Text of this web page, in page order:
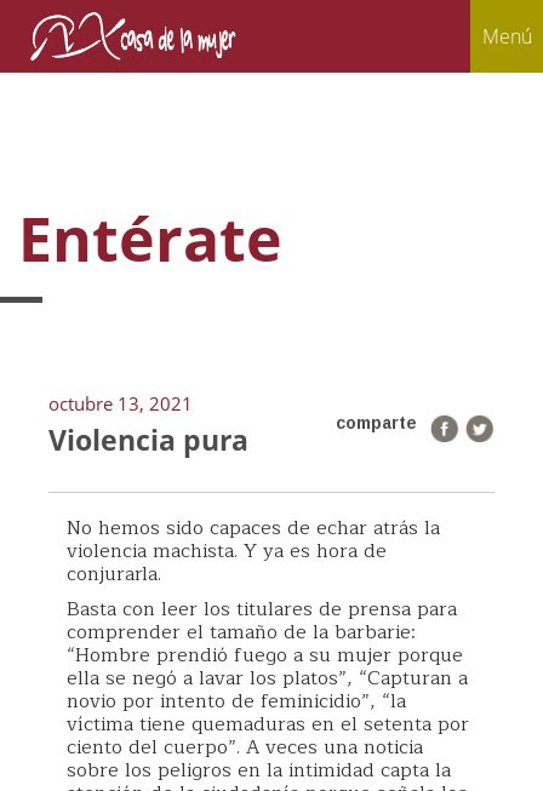
Menú
Entérate
octubre 13, 2021
comparte
Violencia pura
No hemos sido capaces de echar atrás la
violencia machista. Y ya es hora de
conjurarla.
Basta con leer los titulares de prensa para
comprender el tamaño de la barbarie:
“Hombre prendió fuego a su mujer porque
ella se negó a lavar los platos”, “Capturan a
novio por intento de feminicidio”, “la
víctima tiene quemaduras en el setenta por
ciento del cuerpo”. A veces una noticia
sobre los peligros en la intimidad capta la